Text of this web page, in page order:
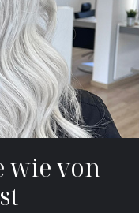
wie von